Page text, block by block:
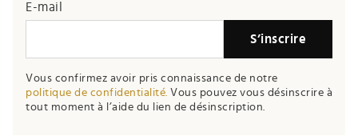
E-mail
S’inscrire
Vous confirmez avoir pris connaissance de notre
politique de confidentialité. Vous pouvez vous désinscrire à
tout moment à l’aide du lien de désinscription.